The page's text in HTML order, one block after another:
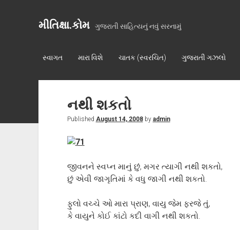
મીતિક્ષા.કોમ ગુજરાતી સાહિત્યનું નવું સરનામું
સ્વાગત મારા વિશે ચાતક (સ્વરચિત) ગુજરાતી ગઝલો
નથી શકતો
Published August 14, 2008by admin
જીવનને સ્વપ્ન માનું છું, મગર ત્યાગી નથી શકતો,
છું એવી જાગૃતિમાં કે વધુ જાગી નથી શકતો.
ફુલો વચ્ચે ઓ મારા પ્રાણ, વાયુ જેમ ફરજે તું,
કે વાયુને કોઈ કાંટો કદી વાગી નથી શકતો.